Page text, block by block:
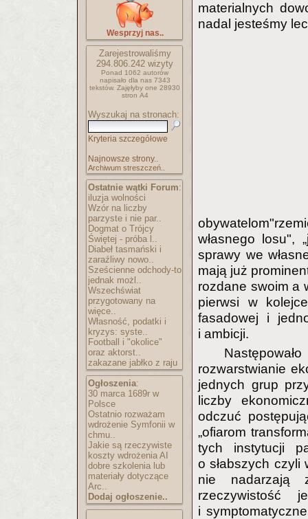
Wesprzyj nas..
Zarejestrowaliśmy
294.806.242 wizyty
Ponad 1062 autorów
napisało dla nas 7343
tekstów. Zajęłyby one 28930
stron A4
Wyszukaj na stronach:
Kryteria szczegółowe
Najnowsze strony..
Archiwum streszczeń..
Ostatnie wątki Forum:
iluzja wolności
Wzór na liczby
parzyste i nie par..
Dogmat o Trójcy
Świętej - próba l..
Diabeł tasmański i
zaraźliwy nowo..
Sześcienne odchody-to
jednak możl..
Wszechświat
przygotowany na
więce..
Własność, podatki i
kryzys: syste..
Football i "okolice"
oraz aktorst..
zakazane jabłko z raju
Ogłoszenia:
30 marca 1689r w
Polsce
Ostatnio rozważam
wdrożenie Symfonii w
chmu..
Jakie są rzeczywiste
koszty wdrożenia AI
dobre szkolenia lub
materiały dotyczące
Arc..
Dodaj ogłoszenie..
materialnych
nadal jesteśmy
własnego losu",
sprawy we
mają już
rozdane swoim a
pierwsi w
fasadowej i
i ambicji.
rozwarstwianie
jednych grup
liczby
odczuć
„ofiarom
tych instytucji
o słabszych czyli
nie nadarzają
rzeczywistość
i